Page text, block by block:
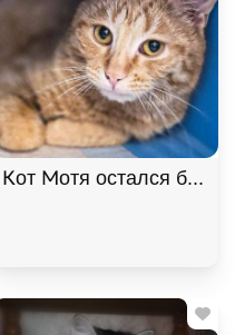
голубая ищет дом. В
Кот Мотя остался без